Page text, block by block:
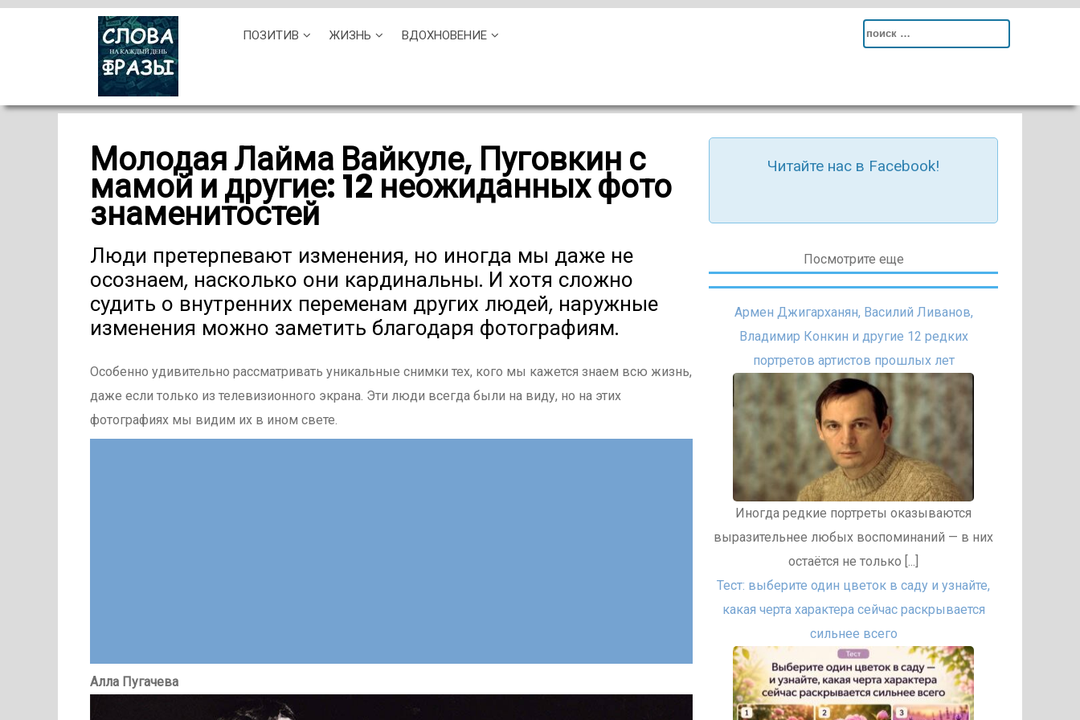
ПОЗИТИВ ЖИЗНЬ ВДОХНОВЕНИЕ
Search
Молодая Лайма Вайкуле, Пуговкин с
мамой и другие: 12 неожиданных фото
знаменитостей
Люди претерпевают изменения, но иногда мы даже не
осознаем, насколько они кардинальны. И хотя сложно
судить о внутренних переменам других людей, наружные
изменения можно заметить благодаря фотографиям.
Особенно удивительно рассматривать уникальные снимки тех, кого мы кажется знаем всю жизнь,
даже если только из телевизионного экрана. Эти люди всегда были на виду, но на этих
фотографиях мы видим их в ином свете.
Алла Пугачева
Читайте нас в Facebook!
Посмотрите еще
Армен Джигарханян, Василий Ливанов,
Владимир Конкин и другие 12 редких
портретов артистов прошлых лет
Иногда редкие портреты оказываются
выразительнее любых воспоминаний — в них
остаётся не только [...]
Тест: выберите один цветок в саду и узнайте,
какая черта характера сейчас раскрывается
сильнее всего